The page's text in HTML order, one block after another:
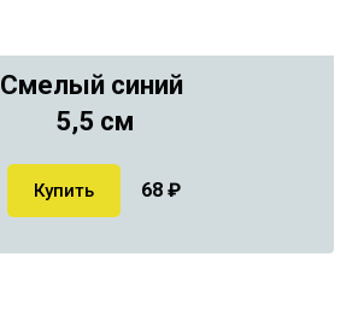
Смелый синий
5,5 см
Купить 68 ₽